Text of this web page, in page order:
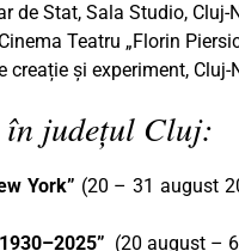
de Stat, Sala Studio, Cluj-
Cinema Teatru „Florin
creație și experiment,
în județul Cluj:
York” (20 – 31 august
(20 august –